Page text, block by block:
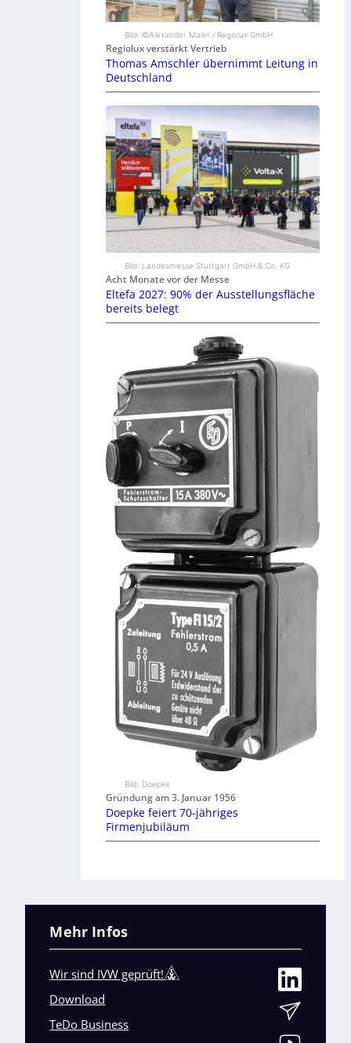
Bild: ©Alexander Maier / Regiolux GmbH
Regiolux verstärkt Vertrieb
Thomas Amschler übernimmt Leitung in
Deutschland
Bild: Landesmesse Stuttgart GmbH & Co. KG
Acht Monate vor der Messe
Eltefa 2027: 90% der Ausstellungsfläche
bereits belegt
Bild: Doepke
Gründung am 3. Januar 1956
Doepke feiert 70-jähriges
Firmenjubiläum
Mehr Infos
Wir sind IVW geprüft!
Download
TeDo Business